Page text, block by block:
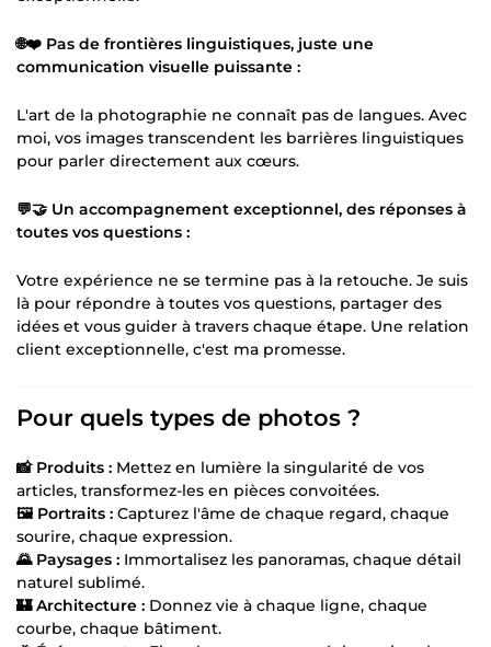
🌐❤️ Pas de frontières linguistiques, juste une
communication visuelle puissante :
L'art de la photographie ne connaît pas de langues. Avec
moi, vos images transcendent les barrières linguistiques
pour parler directement aux cœurs.
💬🤝 Un accompagnement exceptionnel, des réponses à
toutes vos questions :
Votre expérience ne se termine pas à la retouche. Je suis
là pour répondre à toutes vos questions, partager des
idées et vous guider à travers chaque étape. Une relation
client exceptionnelle, c'est ma promesse.
Pour quels types de photos ?
📸 Produits : Mettez en lumière la singularité de vos
articles, transformez-les en pièces convoitées.
🖼️ Portraits : Capturez l'âme de chaque regard, chaque
sourire, chaque expression.
🌄 Paysages : Immortalisez les panoramas, chaque détail
naturel sublimé.
🏰 Architecture : Donnez vie à chaque ligne, chaque
courbe, chaque bâtiment.